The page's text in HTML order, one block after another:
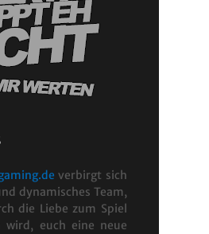
verbirgt sich
dynamisches Team,
die Liebe zum Spiel
wird, euch eine neue